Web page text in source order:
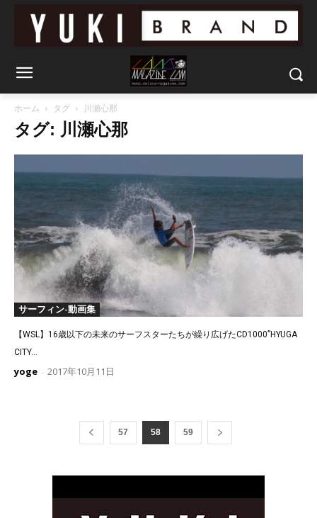
ホーム タグ 川瀬心那
タグ: 川瀬心那
サーフィン-動画集
【WSL】16歳以下の未来のサーフスターたちが繰り広げたCD1000”HYUGA
CITY...
yoge - 2017年10月11日
57 58 59